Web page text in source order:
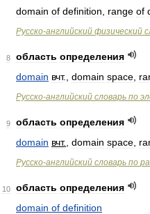
domain of definition range of
Русско-английский физический
8 область определения
domain вчт. domain space
Русско-английский словарь по
9 область определения
domain вчт. domain space
Русско-английский словарь по
10 область определения
domain of definition